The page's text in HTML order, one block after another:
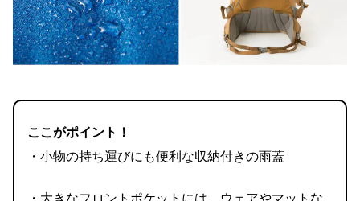
ここがポイント！
・小物の持ち運びにも便利な収納付きの雨蓋
・大きなフロントポケットには、ウェアやマットな